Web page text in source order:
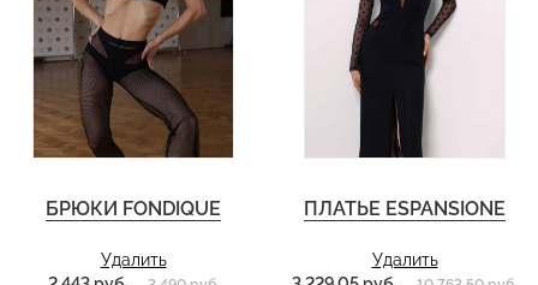
БРЮКИ FONDIQUE
Удалить
ПЛАТЬЕ ESPANSIONE
Удалить